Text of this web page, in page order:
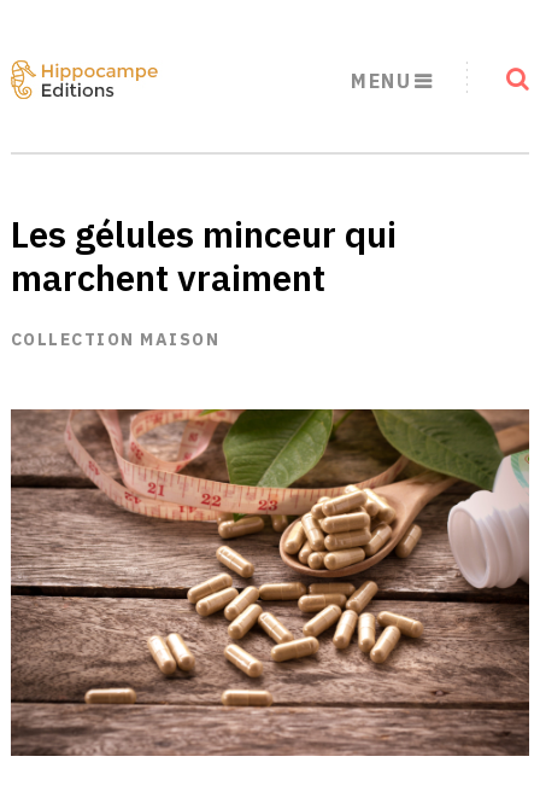
MENU
Les gélules minceur qui
marchent vraiment
COLLECTION MAISON